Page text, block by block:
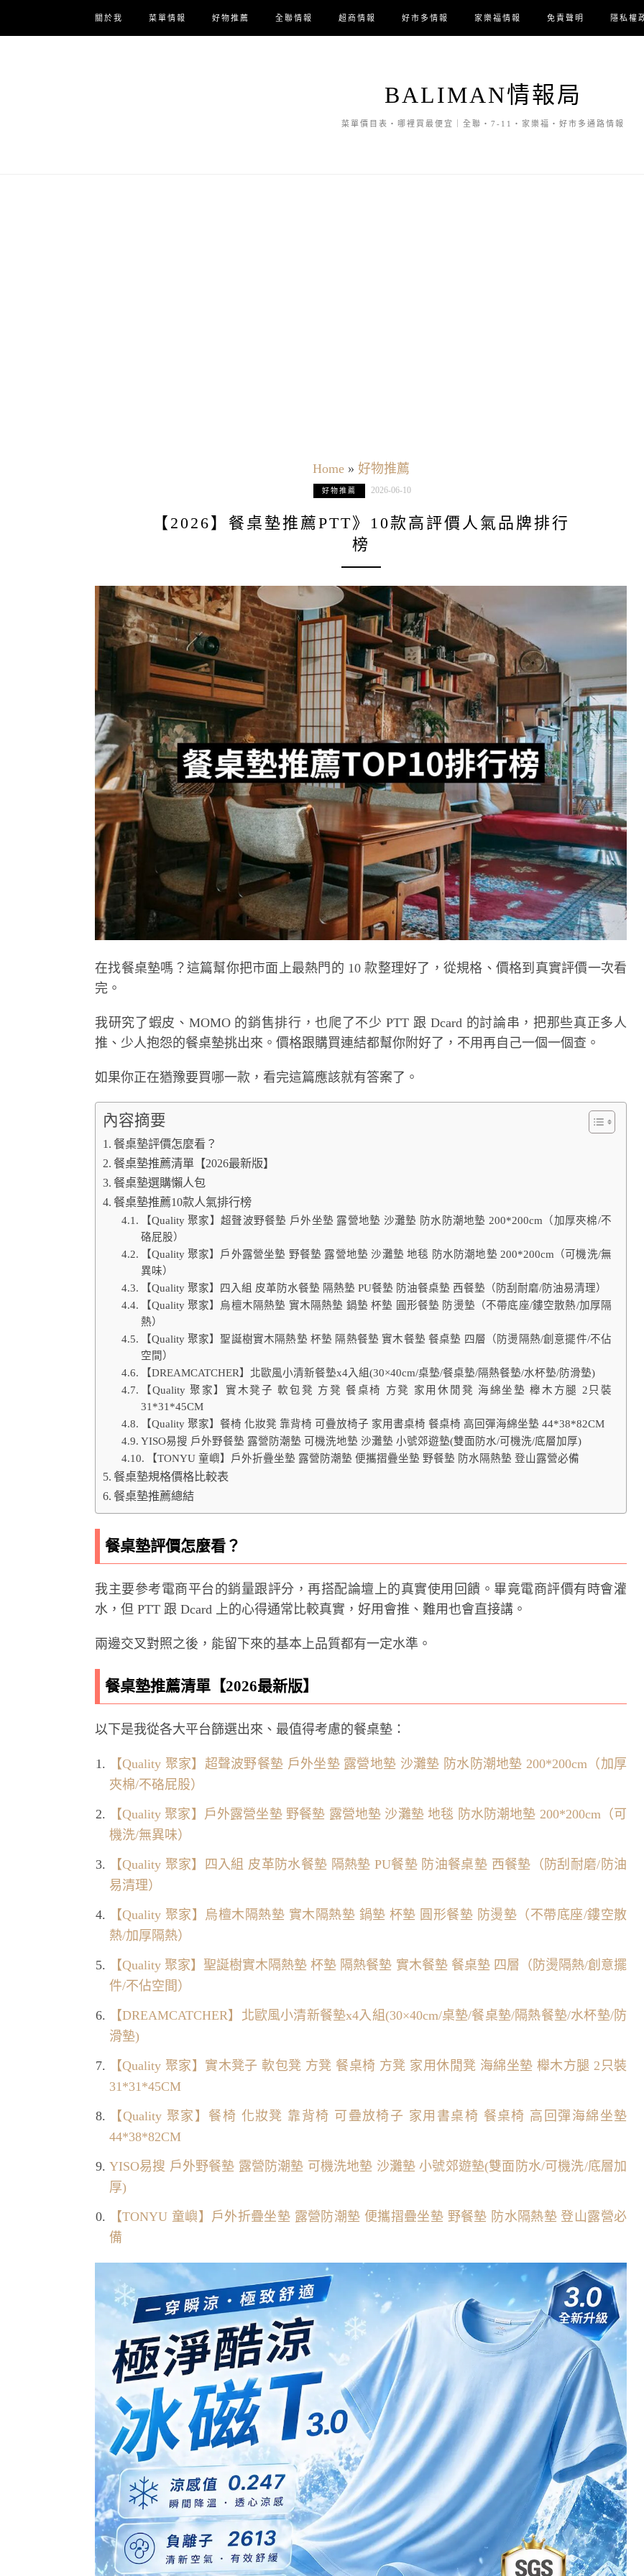
關於我 菜單情報 好物推薦 全聯情報 超商情報 好市多情報 家樂福情報 免責聲明 隱私權
BALIMAN情報局
菜單價目表・哪裡買最便宜｜全聯・7-11・家樂福・好市多通路情報
Home» 好物推薦
好物推薦 2026-06-10
【2026】餐桌墊推薦PTT》10款高評價人氣品牌排行
榜
在找餐桌墊嗎？這篇幫你把市面上最熱門的 10 款整理好了，從規格、價格到真實評價一次看
完。
我研究了蝦皮、MOMO 的銷售排行，也爬了不少 PTT 跟 Dcard 的討論串，把那些真正多人
推、少人抱怨的餐桌墊挑出來。價格跟購買連結都幫你附好了，不用再自己一個一個查。
如果你正在猶豫要買哪一款，看完這篇應該就有答案了。
內容摘要
餐桌墊評價怎麼看？
餐桌墊推薦清單【2026最新版】
餐桌墊選購懶人包
餐桌墊推薦10款人氣排行榜
【Quality 聚家】超聲波野餐墊 戶外坐墊 露營地墊 沙灘墊 防水防潮地墊 200*200cm（加厚夾棉/不
硌屁股）
【Quality 聚家】戶外露營坐墊 野餐墊 露營地墊 沙灘墊 地毯 防水防潮地墊 200*200cm（可機洗/無
異味）
【Quality 聚家】四入組 皮革防水餐墊 隔熱墊 PU餐墊 防油餐桌墊 西餐墊（防刮耐磨/防油易清理）
【Quality 聚家】烏檀木隔熱墊 實木隔熱墊 鍋墊 杯墊 圓形餐墊 防燙墊（不帶底座/鏤空散熱/加厚隔
熱）
【Quality 聚家】聖誕樹實木隔熱墊 杯墊 隔熱餐墊 實木餐墊 餐桌墊 四層（防燙隔熱/創意擺件/不佔
空間）
【DREAMCATCHER】北歐風小清新餐墊x4入組(30×40cm/桌墊/餐桌墊/隔熱餐墊/水杯墊/防滑墊)
【Quality 聚家】實木凳子 軟包凳 方凳 餐桌椅 方凳 家用休閒凳 海綿坐墊 櫸木方腿 2只裝
31*31*45CM
【Quality 聚家】餐椅 化妝凳 靠背椅 可疊放椅子 家用書桌椅 餐桌椅 高回彈海綿坐墊 44*38*82CM
YISO易搜 戶外野餐墊 露營防潮墊 可機洗地墊 沙灘墊 小號郊遊墊(雙面防水/可機洗/底層加厚)
【TONYU 童嶼】戶外折疊坐墊 露營防潮墊 便攜摺疊坐墊 野餐墊 防水隔熱墊 登山露營必備
餐桌墊規格價格比較表
餐桌墊推薦總結
餐桌墊評價怎麼看？
我主要參考電商平台的銷量跟評分，再搭配論壇上的真實使用回饋。畢竟電商評價有時會灌
水，但 PTT 跟 Dcard 上的心得通常比較真實，好用會推、難用也會直接講。
兩邊交叉對照之後，能留下來的基本上品質都有一定水準。
餐桌墊推薦清單【2026最新版】
以下是我從各大平台篩選出來、最值得考慮的餐桌墊：
【Quality 聚家】超聲波野餐墊 戶外坐墊 露營地墊 沙灘墊 防水防潮地墊 200*200cm（加厚
夾棉/不硌屁股）
【Quality 聚家】戶外露營坐墊 野餐墊 露營地墊 沙灘墊 地毯 防水防潮地墊 200*200cm（可
機洗/無異味）
【Quality 聚家】四入組 皮革防水餐墊 隔熱墊 PU餐墊 防油餐桌墊 西餐墊（防刮耐磨/防油
易清理）
【Quality 聚家】烏檀木隔熱墊 實木隔熱墊 鍋墊 杯墊 圓形餐墊 防燙墊（不帶底座/鏤空散
熱/加厚隔熱）
【Quality 聚家】聖誕樹實木隔熱墊 杯墊 隔熱餐墊 實木餐墊 餐桌墊 四層（防燙隔熱/創意擺
件/不佔空間）
【DREAMCATCHER】北歐風小清新餐墊x4入組(30×40cm/桌墊/餐桌墊/隔熱餐墊/水杯墊/防
滑墊)
【Quality 聚家】實木凳子 軟包凳 方凳 餐桌椅 方凳 家用休閒凳 海綿坐墊 櫸木方腿 2只裝
31*31*45CM
【Quality 聚家】餐椅 化妝凳 靠背椅 可疊放椅子 家用書桌椅 餐桌椅 高回彈海綿坐墊
44*38*82CM
YISO易搜 戶外野餐墊 露營防潮墊 可機洗地墊 沙灘墊 小號郊遊墊(雙面防水/可機洗/底層加
厚)
【TONYU 童嶼】戶外折疊坐墊 露營防潮墊 便攜摺疊坐墊 野餐墊 防水隔熱墊 登山露營必
備